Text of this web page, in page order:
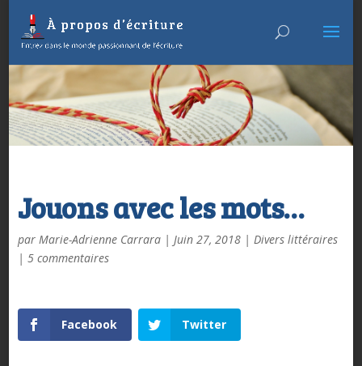
Jouons avec les mots…
par Marie-Adrienne Carrara| Juin 27, 2018| Divers littéraires
| 5 commentaires
Facebook Twitter